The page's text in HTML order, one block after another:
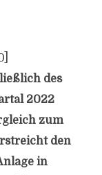
]
des
2022
zum
den
in